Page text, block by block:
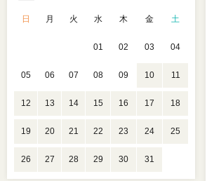
日 月 火 水 木 金 土
01 02 03 04
05 06 07 08 09 10 11
12 13 14 15 16 17 18
19 20 21 22 23 24 25
26 27 28 29 30 31